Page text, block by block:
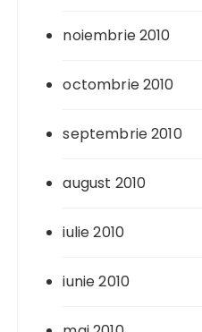
noiembrie 2010
octombrie 2010
septembrie 2010
august 2010
iulie 2010
iunie 2010